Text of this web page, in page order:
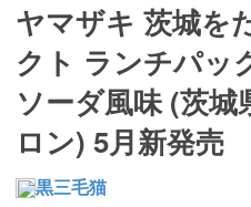
ヤマザキ 茨城を
クト ランチパッ
ソーダ風味 (茨城
ロン) 5月新発売
黒三毛猫